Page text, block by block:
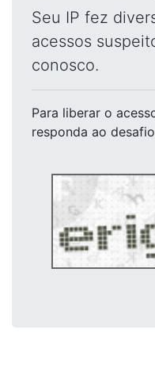
Seu IP fez
acessos
conosco.
Para liberar o
responda ao